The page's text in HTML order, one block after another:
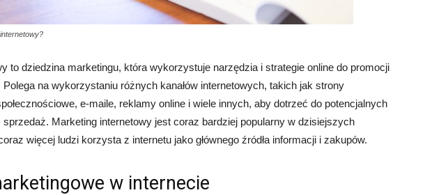
to dziedzina marketingu, która wykorzystuje narzędzia i strategie online do promocji
Polega na wykorzystaniu różnych kanałów internetowych, takich jak strony
e-maile, reklamy online i wiele innych, aby dotrzeć do potencjalnych
Marketing internetowy jest coraz bardziej popularny w dzisiejszych
więcej ludzi korzysta z internetu jako głównego źródła informacji i zakupów.
w internecie